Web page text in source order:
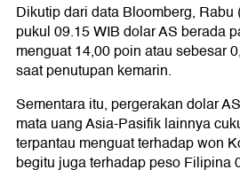
Dikutip dari data Bloomberg, Rabu
pukul 09.15 WIB dolar AS berada
menguat 14,00 poin atau sebesar
saat penutupan kemarin.
Sementara itu, pergerakan dolar
mata uang Asia-Pasifik lainnya
terpantau menguat terhadap won
begitu juga terhadap peso Filipina